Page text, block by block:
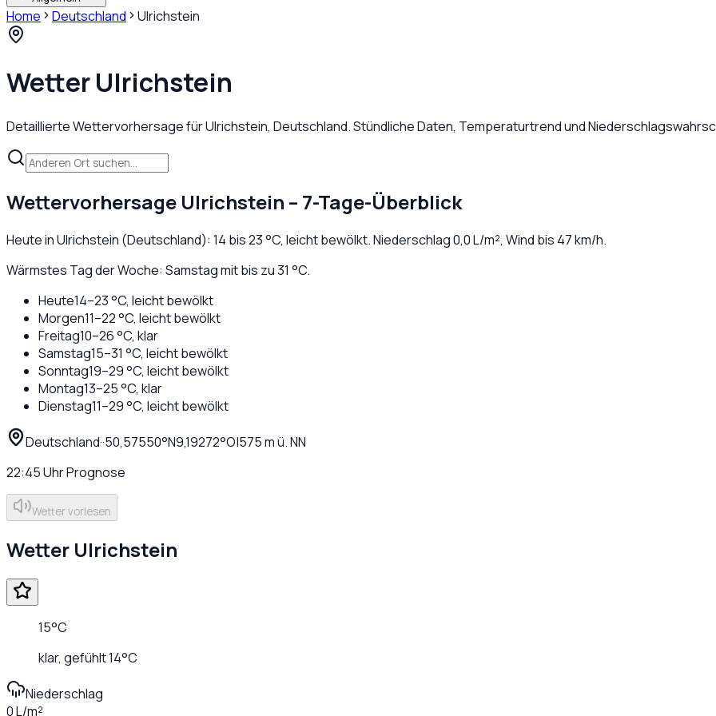
Home Deutschland Ulrichstein
WetterUlrichstein
Detaillierte Wettervorhersage fürUlrichstein, Deutschland. Stündliche Daten, Temperaturtrend und
Wettervorhersage Ulrichstein – 7-Tage-Überblick
Heute inUlrichstein (Deutschland): 14 bis23°C, leicht bewölkt. Niederschlag0,0L/m², Wind bis 47km/h.
Wärmstes Tag der Woche: Samstag mit bis zu 31 °C.
Heute14–23°C, leicht bewölkt
Morgen11–22°C, leicht bewölkt
Freitag10–26°C, klar
Samstag15–31 °C, leicht bewölkt
Sonntag19–29°C, leicht bewölkt
Montag13–25°C, klar
Dienstag11–29°C, leicht bewölkt
Deutschland··50,57550°N9,19272°O|575m ü. NN
22:45UhrPrognose
Wetter vorlesen
Wetter Ulrichstein
15°C
klar, gefühlt14°C
Niederschlag
0 L/m²